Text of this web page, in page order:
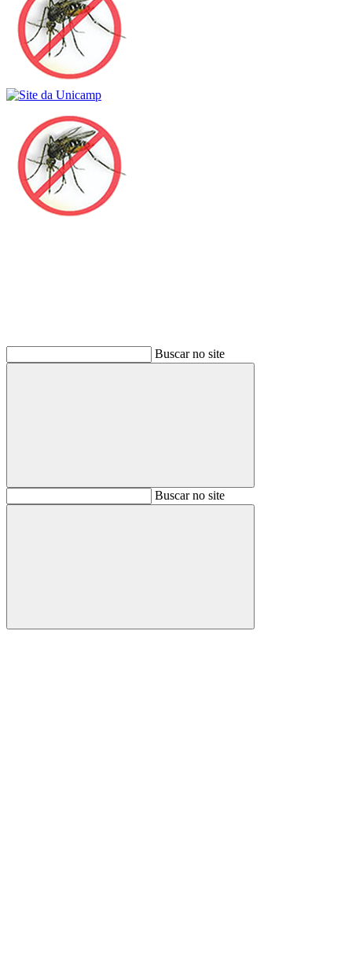
Buscar no site
BuscarBuscar no site
Buscar